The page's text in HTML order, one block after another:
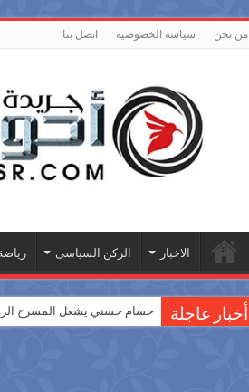
من نحن سياسة الخصوصية اتصل بنا
الاخبار الركن السياسى
أخبار عاجلة حسام حسني يشعل المسرح